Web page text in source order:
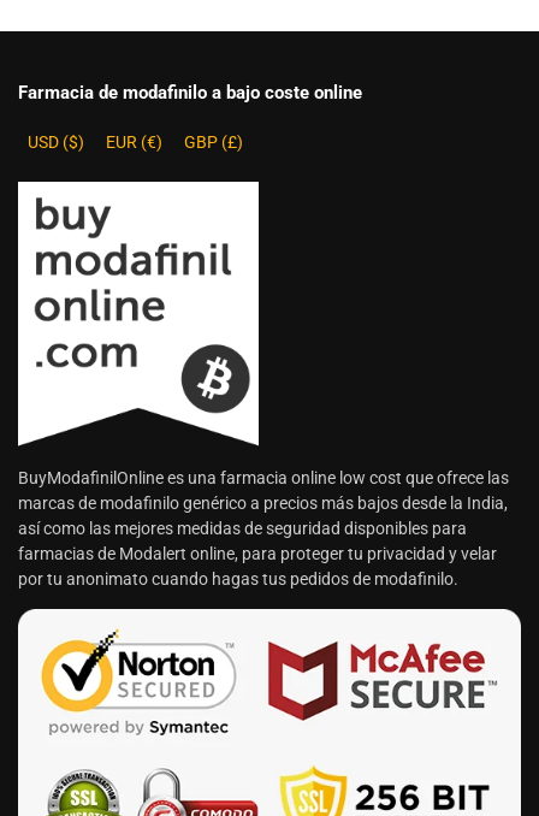
Farmacia de modafinilo a bajo coste online
USD ($) EUR (€) GBP (£)
BuyModafinilOnline es una farmacia online low cost que ofrece las
marcas de modafinilo genérico a precios más bajos desde la India,
así como las mejores medidas de seguridad disponibles para
farmacias de Modalert online, para proteger tu privacidad y velar
por tu anonimato cuando hagas tus pedidos de modafinilo.